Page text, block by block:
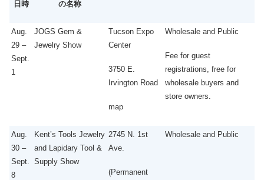
日時
の名称
Aug.
29 –
Sept.
1
JOGS Gem &
Jewelry Show
Tucson Expo
Center
3750 E.
Irvington Road
map
Wholesale and Public
Fee for guest
registrations, free for
wholesale buyers and
store owners.
Aug.
30 –
Sept.
8
Kent’s Tools Jewelry
and Lapidary Tool &
Supply Show
2745 N. 1st
Ave.
(Permanent
Wholesale and Public